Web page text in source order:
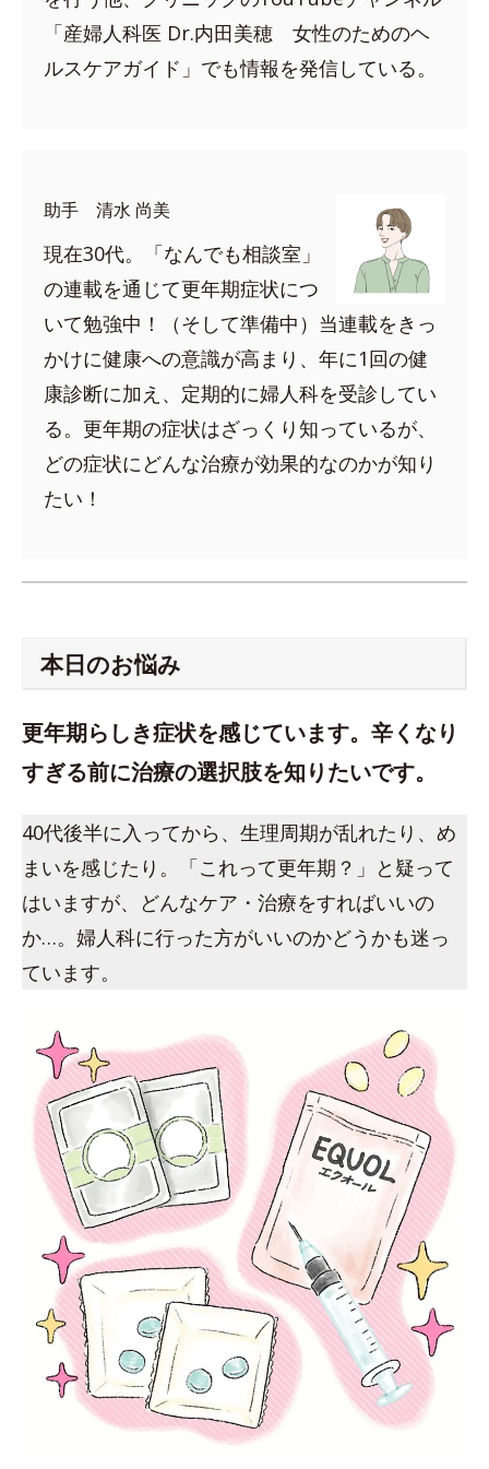
「産婦人科医 Dr.内田美穂 女性のためのヘ
ルスケアガイド」でも情報を発信している。
助手 清水 尚美
現在30代。「なんでも相談室」
の連載を通じて更年期症状につ
いて勉強中！（そして準備中）当連載をきっ
かけに健康への意識が高まり、年に1回の健
康診断に加え、定期的に婦人科を受診してい
る。更年期の症状はざっくり知っているが、
どの症状にどんな治療が効果的なのかが知り
たい！
本日のお悩み
更年期らしき症状を感じています。辛くなり
すぎる前に治療の選択肢を知りたいです。
40代後半に入ってから、生理周期が乱れたり、め
まいを感じたり。「これって更年期？」と疑って
はいますが、どんなケア・治療をすればいいの
か…。婦人科に行った方がいいのかどうかも迷っ
ています。